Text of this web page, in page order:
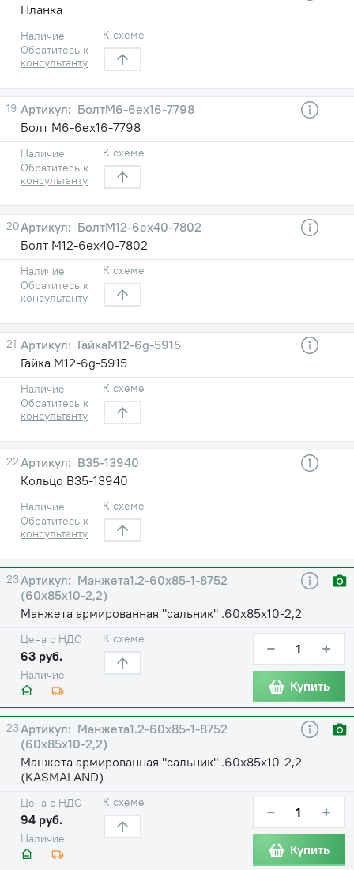
Планка
Наличие
Обратитесь к
консультанту
К схеме
19
БолтМ6-6eх16-7798
Болт М6-6eх16-7798
Наличие
Обратитесь к
консультанту
К схеме
20
БолтМ12-6eх40-7802
Болт М12-6eх40-7802
Наличие
Обратитесь к
консультанту
К схеме
21
ГайкаМ12-6g-5915
Гайка М12-6g-5915
Наличие
Обратитесь к
консультанту
К схеме
22
В35-13940
Кольцо В35-13940
Наличие
Обратитесь к
консультанту
К схеме
23
Манжета1.2-60х85-1-8752
(60х85х10-2,2)
Манжета армированная "сальник" .60х85х10-2,2
Наличие
Цена с НДС
63 руб.
К схеме − +
Купить
23
Манжета1.2-60х85-1-8752
(60х85х10-2,2)
Манжета армированная "сальник" .60х85х10-2,2
(KASMALAND)
Наличие
Цена с НДС
94 руб.
К схеме − +
Купить